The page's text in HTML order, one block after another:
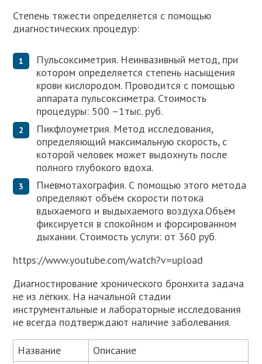
Степень тяжести определяется с помощью
диагностических процедур:
Пульсоксиметрия. Неинвазивный метод, при
котором определяется степень насыщения
крови кислородом. Проводится с помощью
аппарата пульсоксиметра. Стоимость
процедуры: 500 –1тыс. руб.
Пикфлоуметрия. Метод исследования,
определяющий максимальную скорость, с
которой человек может выдохнуть после
полного глубокого вдоха.
Пневмотахография. С помощью этого метода
определяют объём скорости потока
вдыхаемого и выдыхаемого воздуха.Объём
фиксируется в спокойном и форсированном
дыхании. Стоимость услуги: от 360 руб.
https://www.youtube.com/watch?v=upload
Диагностирование хронического бронхита задача
не из лёгких. На начальной стадии
инструментальные и лабораторные исследования
не всегда подтверждают наличие заболевания.
Название Описание